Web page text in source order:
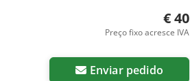
€ 40
Preço fixo acresce IVA
Enviar pedido